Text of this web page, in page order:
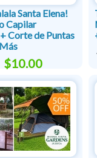
Santa Elena!
Capilar
Corte de Puntas
$10.00